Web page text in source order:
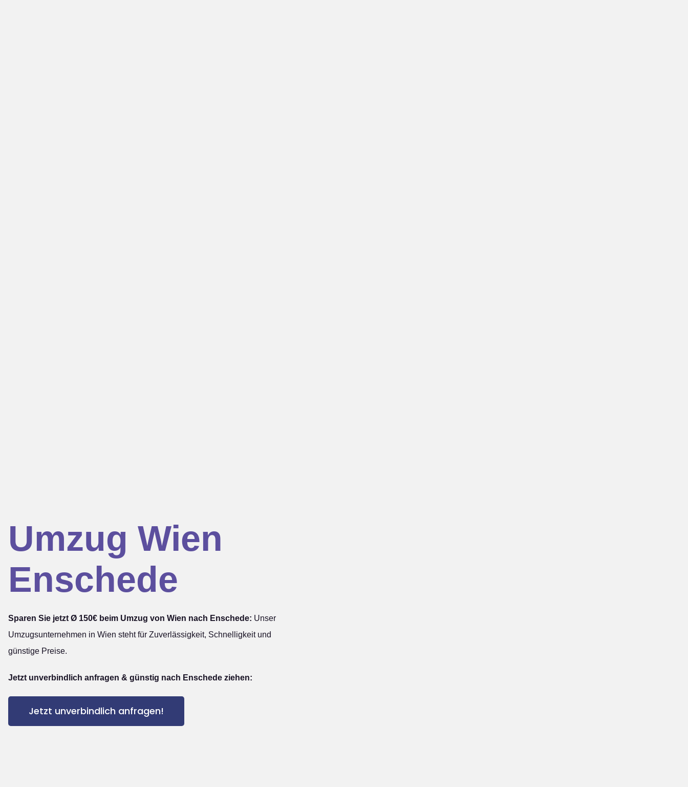
Umzug Wien
Enschede
Sparen Sie jetzt Ø 150€ beim Umzug von Wien nach Enschede: Unser
Umzugsunternehmen in Wien steht für Zuverlässigkeit, Schnelligkeit und
günstige Preise.
Jetzt unverbindlich anfragen & günstig nach Enschede ziehen:
Jetzt unverbindlich anfragen!